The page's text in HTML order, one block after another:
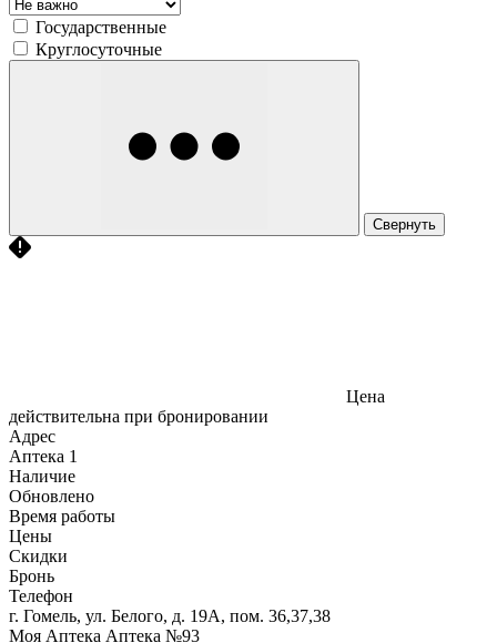
Государственные
Круглосуточные
Свернуть
Цена
действительна при бронировании
Адрес
Аптека 1
Наличие
Обновлено
Время работы
Цены
Скидки
Бронь
Телефон
г. Гомель, ул. Белого, д. 19А, пом. 36,37,38
Моя Аптека Аптека №93